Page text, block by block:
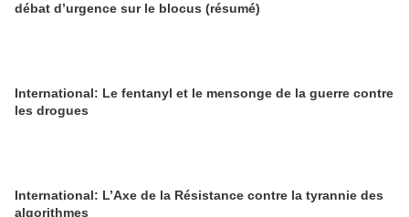
débat d’urgence sur le blocus (résumé)
International: Le fentanyl et le mensonge de la guerre contre
les drogues
International: L’Axe de la Résistance contre la tyrannie des
algorithmes